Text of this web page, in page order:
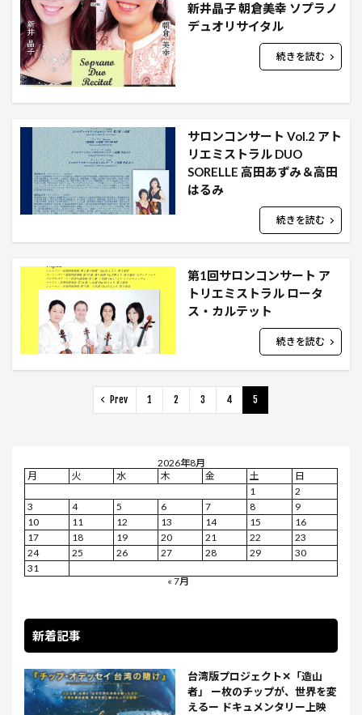
新井晶子 朝倉美幸 ソプラノ
デュオリサイタル
続きを読む
サロンコンサート Vol.2 アト
リエミストラル DUO
SORELLE 高田あずみ＆高田
はるみ
続きを読む
第1回サロンコンサート ア
トリエミストラル ロータ
ス・カルテット
続きを読む
Prev 1 2 3 4 5
2026年8月
月
火 水 木 金 土
日
1
2
3
4 5 6 7 8
9
10
11 12 13 14 15
16
17
18 19 20 21 22
23
24
25 26 27 28 29
30
31
« 7月
新着記事
台湾版プロジェクト✕「造山
者」 ー枚のチップが、世界を変
えるー ドキュメンタリー上映